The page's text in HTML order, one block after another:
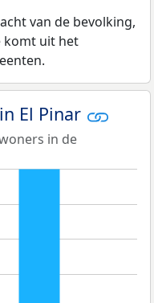
van de bevolking,
komt uit het
El Pinar
in de